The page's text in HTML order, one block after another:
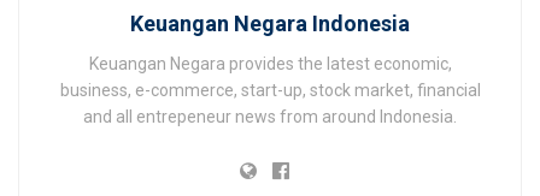
Keuangan Negara Indonesia
Keuangan Negara provides the latest economic,
business, e-commerce, start-up, stock market, financial
and all entrepeneur news from around Indonesia.